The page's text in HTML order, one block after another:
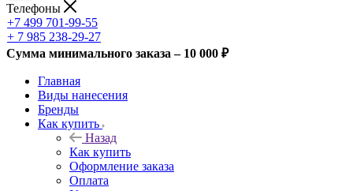
Телефоны
+7 499 701-99-55
+ 7 985 238-29-27
Сумма минимального заказа – 10 000 ₽
Главная
Виды нанесения
Бренды
Как купить
Назад
Как купить
Оформление заказа
Оплата